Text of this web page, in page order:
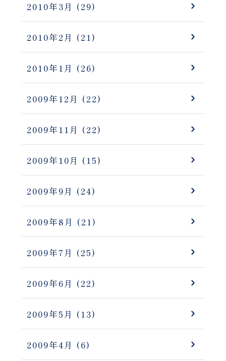
2010年3月 (29)
2010年2月 (21)
2010年1月 (26)
2009年12月 (22)
2009年11月 (22)
2009年10月 (15)
2009年9月 (24)
2009年8月 (21)
2009年7月 (25)
2009年6月 (22)
2009年5月 (13)
2009年4月 (6)